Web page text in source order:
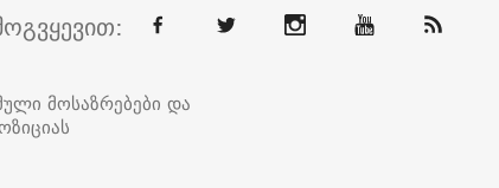
მოსაზრებები და